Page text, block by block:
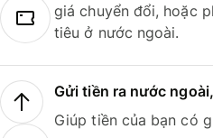
giá chuyển đổi, hoặc
tiêu ở nước ngoài.
Gửi tiền ra nước
Giúp tiền của bạn có